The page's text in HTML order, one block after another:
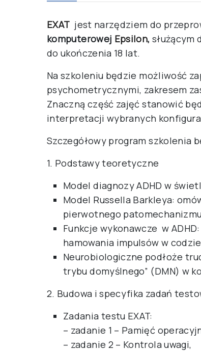
EXAT jest narzędziem do
komputerowej Epsilon, służącym
do ukończenia 18 lat.
Na szkoleniu będzie możliwość
psychometrycznymi, zakresem
Znaczną część zajęć stanowić
interpretacji wybranych
Szczegółowy program szkolenia
1. Podstawy teoretyczne
Model diagnozy ADHD w
Model Russella Barkleya:
pierwotnego
Funkcje wykonawcze w
hamowania impulsów w
Neurobiologiczne podłoże
trybu domyślnego” (DMN) w
2. Budowa i specyfika zadań
Zadania testu EXAT:
– zadanie 1 – Pamięć
– zadanie 2 – Kontrola uwagi,